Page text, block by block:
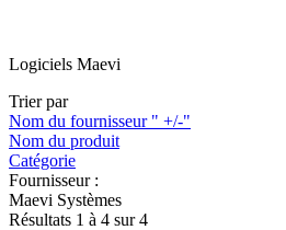
Logiciels Maevi
Trier par
Nom du fournisseur " +/-"
Nom du produit
Catégorie
Fournisseur :
Maevi Systèmes
Résultats 1 à 4 sur 4